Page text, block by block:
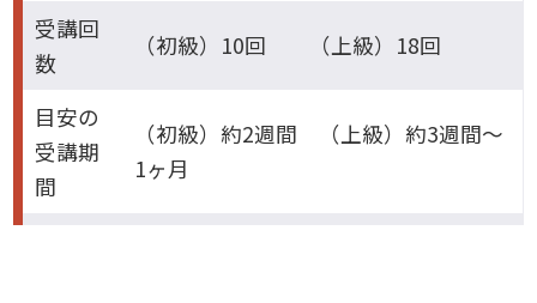
受講回
数
（初級）10回 （上級）18回
目安の
受講期
間
（初級）約2週間 （上級）約3週間～
1ヶ月